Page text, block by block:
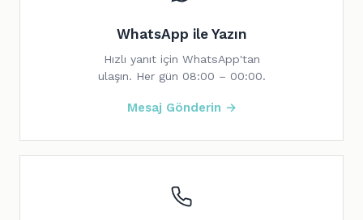
WhatsApp ile Yazın
Hızlı yanıt için WhatsApp'tan
ulaşın. Her gün 08:00 – 00:00.
Mesaj Gönderin →